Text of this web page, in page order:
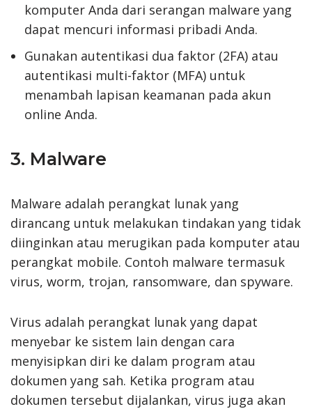
komputer Anda dari serangan malware yang
dapat mencuri informasi pribadi Anda.
Gunakan autentikasi dua faktor (2FA) atau
autentikasi multi-faktor (MFA) untuk
menambah lapisan keamanan pada akun
online Anda.
3. Malware
Malware adalah perangkat lunak yang
dirancang untuk melakukan tindakan yang tidak
diinginkan atau merugikan pada komputer atau
perangkat mobile. Contoh malware termasuk
virus, worm, trojan, ransomware, dan spyware.
Virus adalah perangkat lunak yang dapat
menyebar ke sistem lain dengan cara
menyisipkan diri ke dalam program atau
dokumen yang sah. Ketika program atau
dokumen tersebut dijalankan, virus juga akan